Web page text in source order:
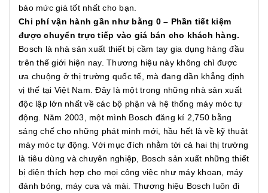
báo mức giá tốt nhất cho bạn.
Chi phí vận hành gần như bằng 0 – Phần tiết kiệm
được chuyển trực tiếp vào giá bán cho khách hàng.
Bosch là nhà sản xuất thiết bị cầm tay gia dụng hàng đầu
trên thế giới hiện nay. Thương hiệu này không chỉ được
ưa chuộng ở thị trường quốc tế, mà đang dần khẳng định
vị thế tại Việt Nam. Đây là một trong những nhà sản xuất
độc lập lớn nhất về các bộ phận và hệ thống máy móc tự
động. Năm 2003, một mình Bosch đăng kí 2,750 bằng
sáng chế cho những phát minh mới, hầu hết là về kỹ thuật
máy móc tự động. Với mục đích nhằm tới cả hai thị trường
là tiêu dùng và chuyên nghiệp, Bosch sản xuất những thiết
bị điện thích hợp cho mọi công việc như máy khoan, máy
đánh bóng, máy cưa và mài. Thương hiệu Bosch luôn đi